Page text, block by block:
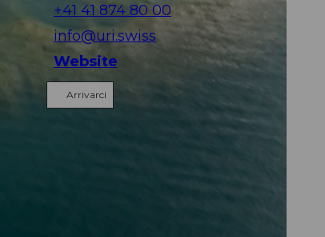
+41 41 874 80 00
info@uri.swiss
Website
Arrivarci